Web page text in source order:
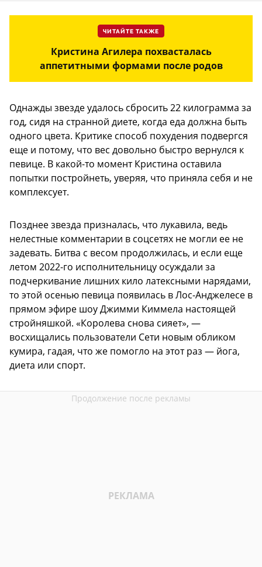
ЧИТАЙТЕ ТАКЖЕ
Кристина Агилера похвасталась
аппетитными формами после родов
Однажды звезде удалось сбросить 22 килограмма за
год, сидя на странной диете, когда еда должна быть
одного цвета. Критике способ похудения подвергся
еще и потому, что вес довольно быстро вернулся к
певице. В какой-то момент Кристина оставила
попытки постройнеть, уверяя, что приняла себя и не
комплексует.
Позднее звезда призналась, что лукавила, ведь
нелестные комментарии в соцсетях не могли ее не
задевать. Битва с весом продолжилась, и если еще
летом 2022-го исполнительницу осуждали за
подчеркивание лишних кило латексными нарядами,
то этой осенью певица появилась в Лос-Анджелесе в
прямом эфире шоу Джимми Киммела настоящей
стройняшкой. «Королева снова сияет», —
восхищались пользователи Сети новым обликом
кумира, гадая, что же помогло на этот раз — йога,
диета или спорт.